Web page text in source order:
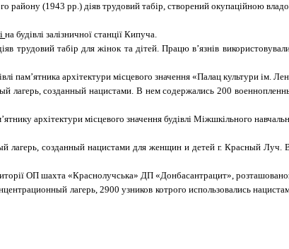
району (1943 рр.) діяв трудовий табір, створений окупаційною
на будівлі залізничної станції Кипуча.
трудовий табір для жінок та дітей. Працю в’язнів
пам’ятника архітектури місцевого значення «Палац культури
лагерь, созданный нацистами. В нем содержались 200
архітектури місцевого значення будівлі Міжшкільного
лагерь, созданный нацистами для женщин и детей г. Красный Луч.
ОП шахта «Краснолучська» ДП «Донбасантрацит»,
лагерь, 2900 узников котрого использовались